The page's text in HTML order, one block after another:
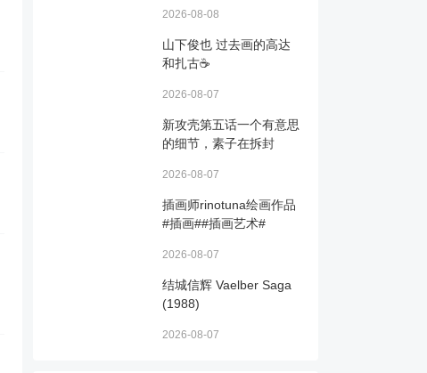
2026-08-08
山下俊也 过去画的高达
和扎古☕️ ​​​
2026-08-07
新攻壳第五话一个有意思
的细节，素子在拆封
2026-08-07
插画师rinotuna绘画作品
#插画##插画艺术#
2026-08-07
结城信辉 Vaelber Saga
(1988) ​​​
2026-08-07